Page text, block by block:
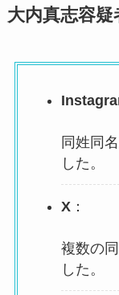
大内真志容疑
同姓同
した。
X：
複数の
した。